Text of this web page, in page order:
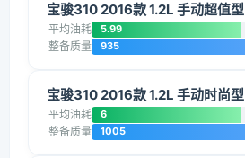
宝骏310 2016款 1.2L 手动超值型
平均油耗 5.99
整备质量 935
宝骏310 2016款 1.2L 手动时尚型
平均油耗 6
整备质量 1005